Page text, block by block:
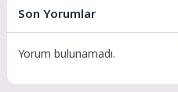
Son Yorumlar
Yorum bulunamadı.